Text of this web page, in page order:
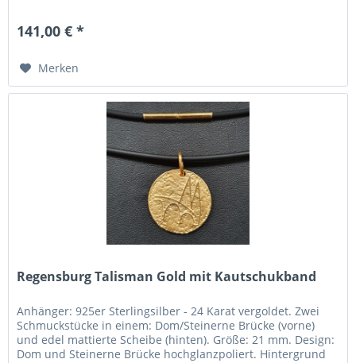
141,00 € *
Merken
Regensburg Talisman Gold mit Kautschukband
Anhänger: 925er Sterlingsilber - 24 Karat vergoldet. Zwei
Schmuckstücke in einem: Dom/Steinerne Brücke (vorne)
und edel mattierte Scheibe (hinten). Größe: 21 mm. Design:
Dom und Steinerne Brücke hochglanzpoliert. Hintergrund